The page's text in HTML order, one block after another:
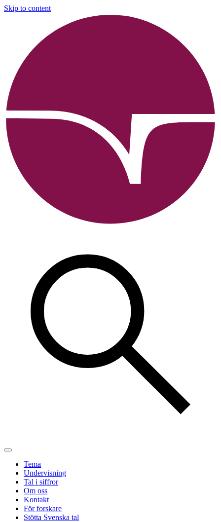
Skip to content
Tema
Undervisning
Tal i siffror
Om oss
Kontakt
För forskare
Stötta Svenska tal